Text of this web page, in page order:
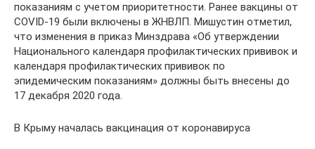
показаниям с учетом приоритетности. Ранее вакцины от
COVID-19 были включены в ЖНВЛП. Мишустин отметил,
что изменения в приказ Минздрава «Об утверждении
Национального календаря профилактических прививок и
календаря профилактических прививок по
эпидемическим показаниям» должны быть внесены до
17 декабря 2020 года.
В Крыму началась вакцинация от коронавируса